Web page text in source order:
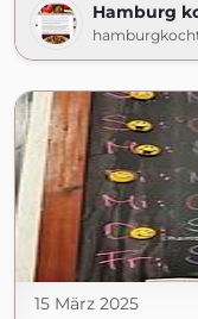
Hamburg
15 März 2025